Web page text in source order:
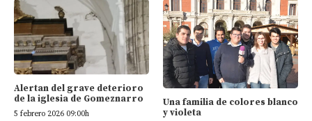
Alertan del grave deterioro
de la iglesia de Gomeznarro
5 febrero 2026 09:00h
Una familia de colores blanco
y violeta